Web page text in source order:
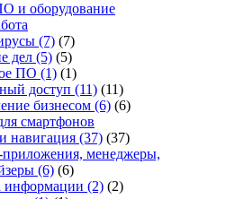
и оборудование
(7) (7)
дел (5) (5)
ПО (1) (1)
доступ (11) (11)
бизнесом (6) (6)
смартфонов
навигация (37) (37)
приложения, менеджеры,
(6) (6)
информации (2) (2)